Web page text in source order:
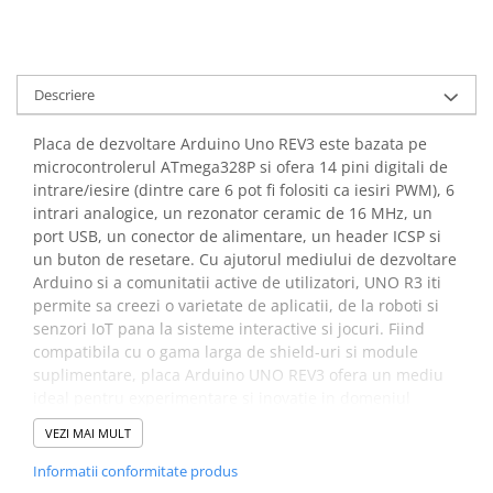
Senzori Electronici
Componente Electronice
Gadgets
Electrice
Acumulatori si Baterii
Acumulatori
Baterii
Distributie Comutatie si Protectie
Contoare si Relee Electrice
Sigurante Automate
Sigurante Diferentiale RCBO
Protectii diferentiale RCCB
Dispozitive AFDD detectare defect
Descriere
Placa de dezvoltare Arduino Uno REV3 este bazata pe
microcontrolerul ATmega328P si ofera 14 pini digitali de
intrare/iesire (dintre care 6 pot fi folositi ca iesiri PWM), 6
intrari analogice, un rezonator ceramic de 16 MHz, un
port USB, un conector de alimentare, un header ICSP si
un buton de resetare. Cu ajutorul mediului de dezvoltare
Arduino si a comunitatii active de utilizatori, UNO R3 iti
permite sa creezi o varietate de aplicatii, de la roboti si
senzori IoT pana la sisteme interactive si jocuri. Fiind
compatibila cu o gama larga de shield-uri si module
suplimentare, placa Arduino UNO REV3 ofera un mediu
electronicelor si programarii.
Specificatii placa de
VEZI MAI MULT
Informatii conformitate produs